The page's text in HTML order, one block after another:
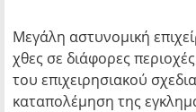
Μεγάλη αστυνομική
χθες σε διάφορες
του επιχειρησιακού
καταπολέμηση της